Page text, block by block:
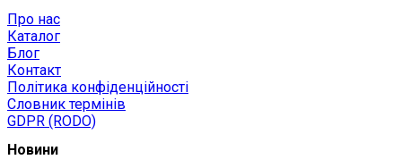
Про нас
Каталог
Блог
Контакт
Політика конфіденційності
Словник термінів
GDPR (RODO)
Новини